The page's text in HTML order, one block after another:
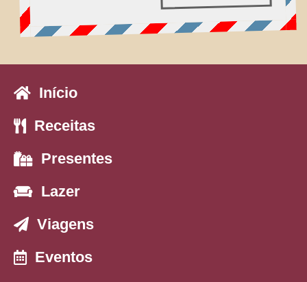
Início
Receitas
Presentes
Lazer
Viagens
Eventos